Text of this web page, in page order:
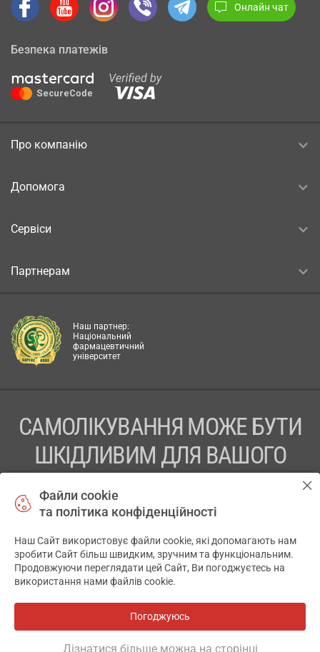
Онлайн чат
Безпека платежів
Про компанію
Допомога
Сервіси
Партнерам
Наш партнер:
Національний
фармацевтичний
університет
САМОЛІКУВАННЯ МОЖЕ БУТИ
ШКІДЛИВИМ ДЛЯ ВАШОГО
ПЕРЕД ЗАСТОСУВАННЯМ ПРЕПАРАТУ ПРОКОНСУЛЬТУЙТЕСЬ
ТОВ «АПТЕКА 911.ЮА» Код ЄДРПОУ 43631965.
Відмова від відповідальності
© 2014-2026. Медична інформаційна система АПТЕКА911.ЮА
Файли cookie
та політика конфіденційності
Наш Сайт використовує файли cookie, які допомагають нам
зробити Сайт більш швидким, зручним та функціональним.
Продовжуючи переглядати цей Сайт, Ви погоджуєтесь на
використання нами файлів cookie.
Погоджуюсь
Дізнатися більше можна на сторінці
✕